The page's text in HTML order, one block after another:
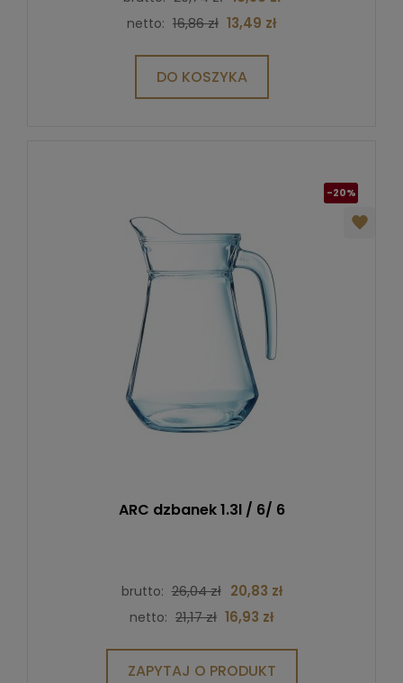
netto: 16,86 zł 13,49 zł
DO KOSZYKA
-20%
ARC dzbanek 1.3l / 6/ 6
brutto: 26,04 zł 20,83 zł
netto: 21,17 zł 16,93 zł
ZAPYTAJ O PRODUKT